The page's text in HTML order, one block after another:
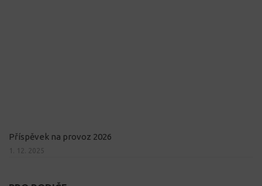
Příspěvek na provoz 2026
1. 12. 2025